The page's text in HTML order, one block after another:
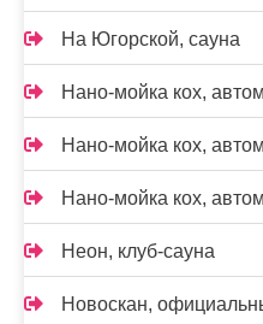
На Югорской, сауна
Нано-мойка кох,
Нано-мойка кох,
Нано-мойка кох,
Неон, клуб-сауна
Новоcкан,